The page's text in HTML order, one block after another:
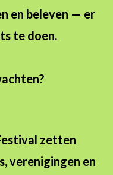
en beleven — er
te doen.
zetten
verenigingen en